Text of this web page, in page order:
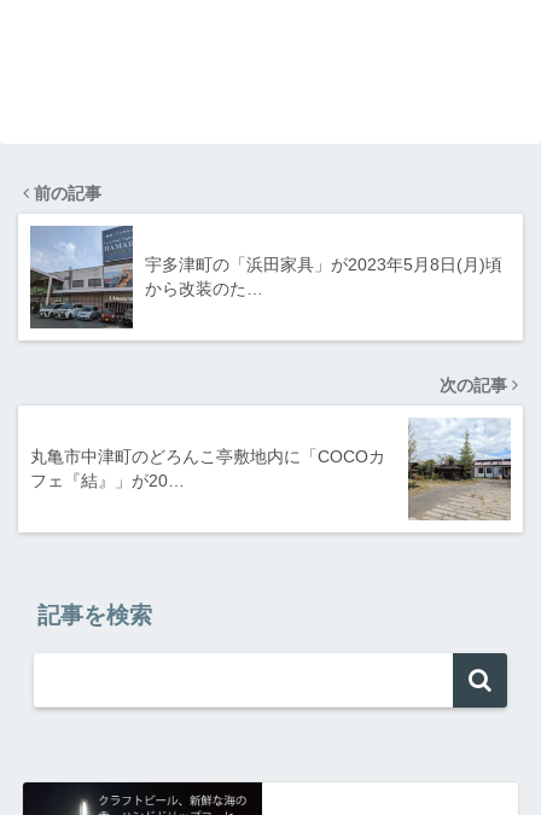
前の記事
宇多津町の「浜田家具」が2023年5月8日(月)頃
から改装のた…
次の記事
丸亀市中津町のどろんこ亭敷地内に「COCOカ
フェ『結』」が20…
記事を検索